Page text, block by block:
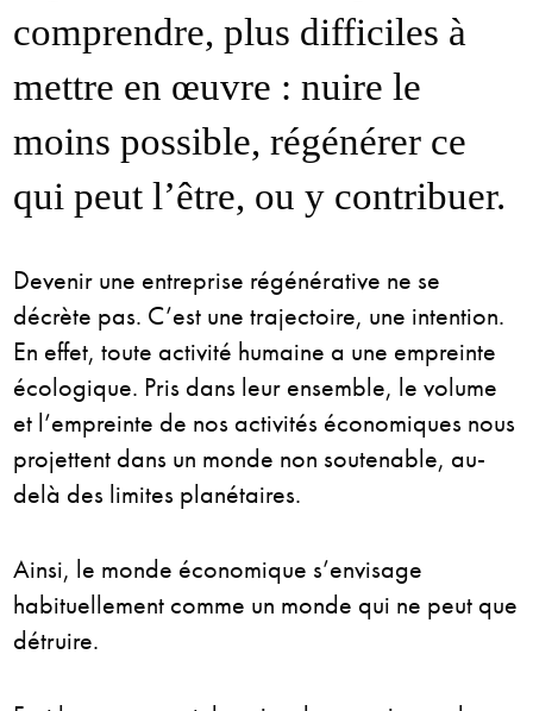
comprendre, plus difficiles à
mettre en œuvre : nuire le
moins possible, régénérer ce
qui peut l’être, ou y contribuer.
Devenir une entreprise régénérative ne se
décrète pas. C’est une trajectoire, une intention.
En effet, toute activité humaine a une empreinte
écologique. Pris dans leur ensemble, le volume
et l’empreinte de nos activités économiques nous
projettent dans un monde non soutenable, au-
delà des limites planétaires.
Ainsi, le monde économique s’envisage
habituellement comme un monde qui ne peut que
détruire.